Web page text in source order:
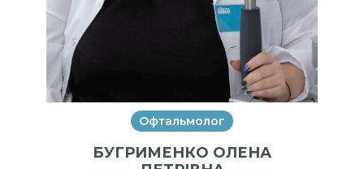
Офтальмолог
БУГРИМЕНКО ОЛЕНА